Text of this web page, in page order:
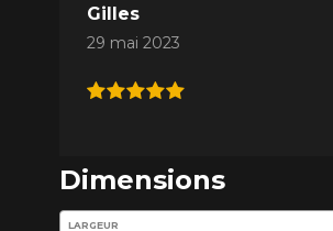
Gilles
29 mai 2023
Dimensions
Entrez les dimensions souhaitées
LARGEUR